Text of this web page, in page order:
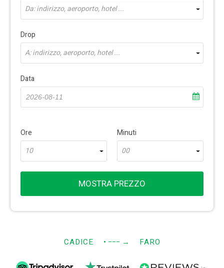
Da: indirizzo, aeroporto, hotel ...
Drop
A: indirizzo, aeroporto, hotel ...
Data
Ore
10
Minuti
00
MOSTRA PREZZO
CADICE • −−− → FARO